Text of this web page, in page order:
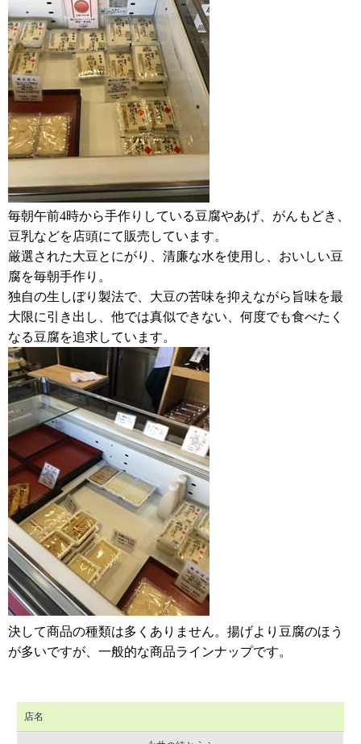
毎朝午前4時から手作りしている豆腐やあげ、がんもどき、
豆乳などを店頭にて販売しています。
厳選された大豆とにがり、清廉な水を使用し、おいしい豆
腐を毎朝手作り。
独自の生しぼり製法で、大豆の苦味を抑えながら旨味を最
大限に引き出し、他では真似できない、何度でも食べたく
なる豆腐を追求しています。
決して商品の種類は多くありません。揚げより豆腐のほう
が多いですが、一般的な商品ラインナップです。
店名